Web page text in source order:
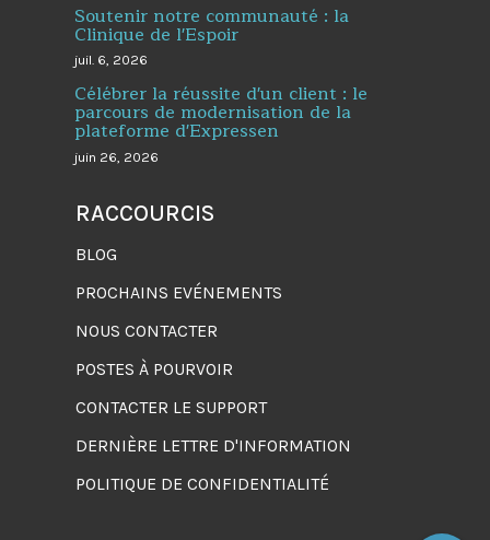
Soutenir notre communauté : la
Clinique de l'Espoir
juil. 6, 2026
Célébrer la réussite d'un client : le
parcours de modernisation de la
plateforme d'Expressen
juin 26, 2026
RACCOURCIS
BLOG
PROCHAINS EVÉNEMENTS
NOUS CONTACTER
POSTES À POURVOIR
CONTACTER LE SUPPORT
DERNIÈRE LETTRE D'INFORMATION
POLITIQUE DE CONFIDENTIALITÉ